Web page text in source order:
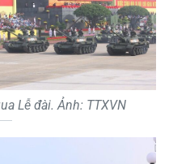
Lễ đài. Ảnh: TTXVN